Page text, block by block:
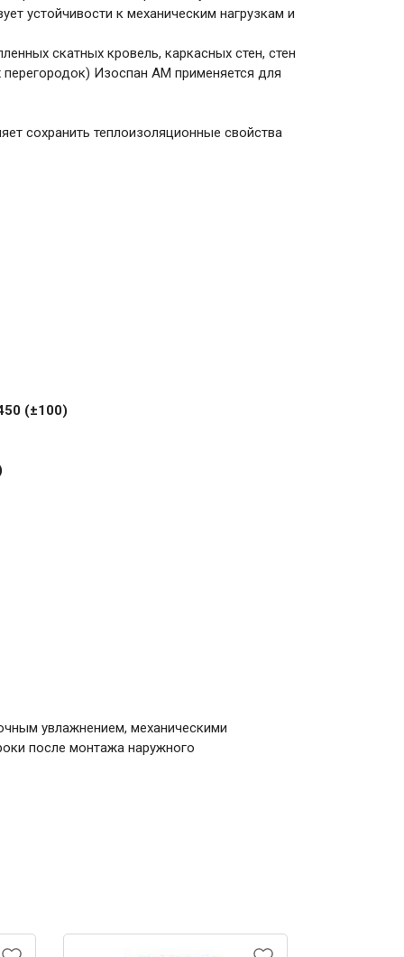
устойчивости к механическим нагрузкам и
скатных кровель, каркасных стен, стен
Изоспан AM применяется для
сохранить теплоизоляционные свойства
(±100)
увлажнением, механическими
после монтажа наружного